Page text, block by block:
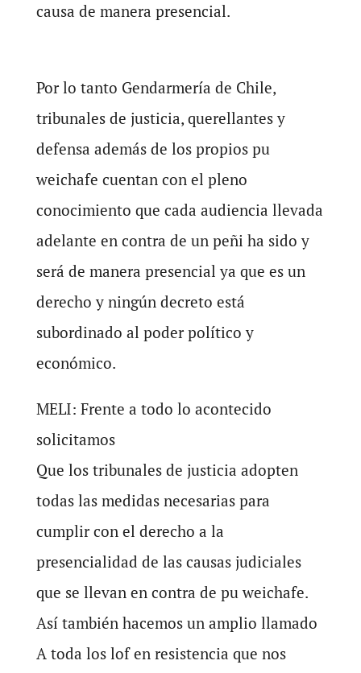
causa de manera presencial.
Por lo tanto Gendarmería de Chile,
tribunales de justicia, querellantes y
defensa además de los propios pu
weichafe cuentan con el pleno
conocimiento que cada audiencia llevada
adelante en contra de un peñi ha sido y
será de manera presencial ya que es un
derecho y ningún decreto está
subordinado al poder político y
económico.
MELI: Frente a todo lo acontecido
solicitamos
Que los tribunales de justicia adopten
todas las medidas necesarias para
cumplir con el derecho a la
presencialidad de las causas judiciales
que se llevan en contra de pu weichafe.
Así también hacemos un amplio llamado
A toda los lof en resistencia que nos